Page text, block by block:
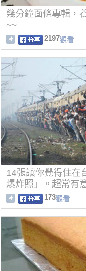
幾分鐘面條專輯，
~~
2197觀看
14張讓你覺得住在
爆炸照」。超常有
173觀看